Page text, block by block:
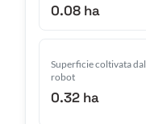
0.08 ha
Superficie coltivata dal
robot
0.32 ha